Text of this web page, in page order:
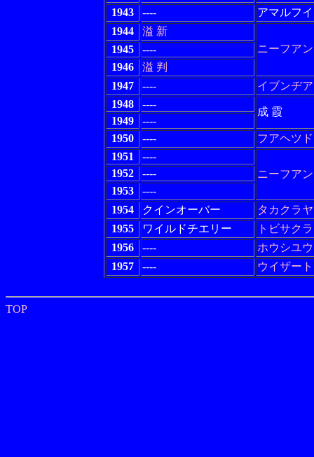
1943
----
アマルフイ
1944
溢 新
ニーフアン
1945
----
1946
溢 判
1947
----
イブンヂ
1948
----
成 霞
1949
----
1950
----
フアヘツド
1951
----
ニーフアン
1952
----
1953
----
1954
クインオーバー
タカクラ
1955
ワイルドチエリー
トビサクラ
1956
----
ホウシユウ
1957
---- ウイザート
TOP